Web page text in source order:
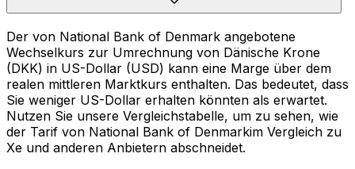
Der von National Bank of Denmark angebotene
Wechselkurs zur Umrechnung von Dänische Krone
(DKK) in US-Dollar (USD) kann eine Marge über dem
realen mittleren Marktkurs enthalten. Das bedeutet, dass
Sie weniger US-Dollar erhalten könnten als erwartet.
Nutzen Sie unsere Vergleichstabelle, um zu sehen, wie
der Tarif von National Bank of Denmarkim Vergleich zu
Xe und anderen Anbietern abschneidet.